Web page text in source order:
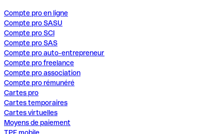
Compte pro en ligne
Compte pro SASU
Compte pro SCI
Compte pro SAS
Compte pro auto-entrepreneur
Compte pro freelance
Compte pro association
Compte pro rémunéré
Cartes pro
Cartes temporaires
Cartes virtuelles
Moyens de paiement